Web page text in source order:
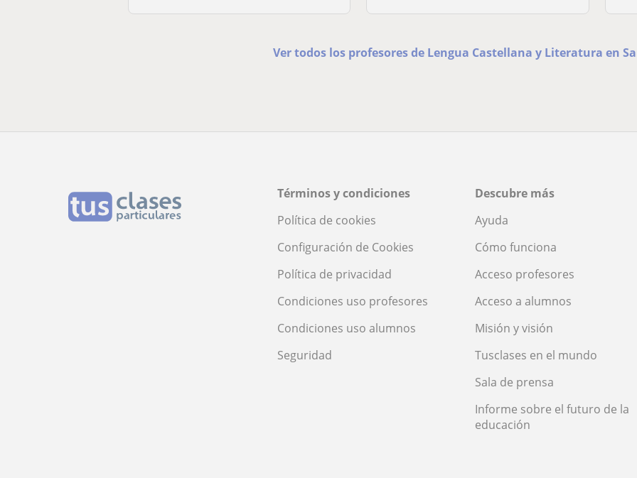
Ver todos los profesores de Lengua Castellana y Literatura en
Términos y condiciones
Política de cookies
Configuración de Cookies
Política de privacidad
Condiciones uso profesores
Condiciones uso alumnos
Seguridad
Descubre más
Ayuda
Cómo funciona
Acceso profesores
Acceso a alumnos
Misión y visión
Tusclases en el mundo
Sala de prensa
Informe sobre el futuro de la
educación